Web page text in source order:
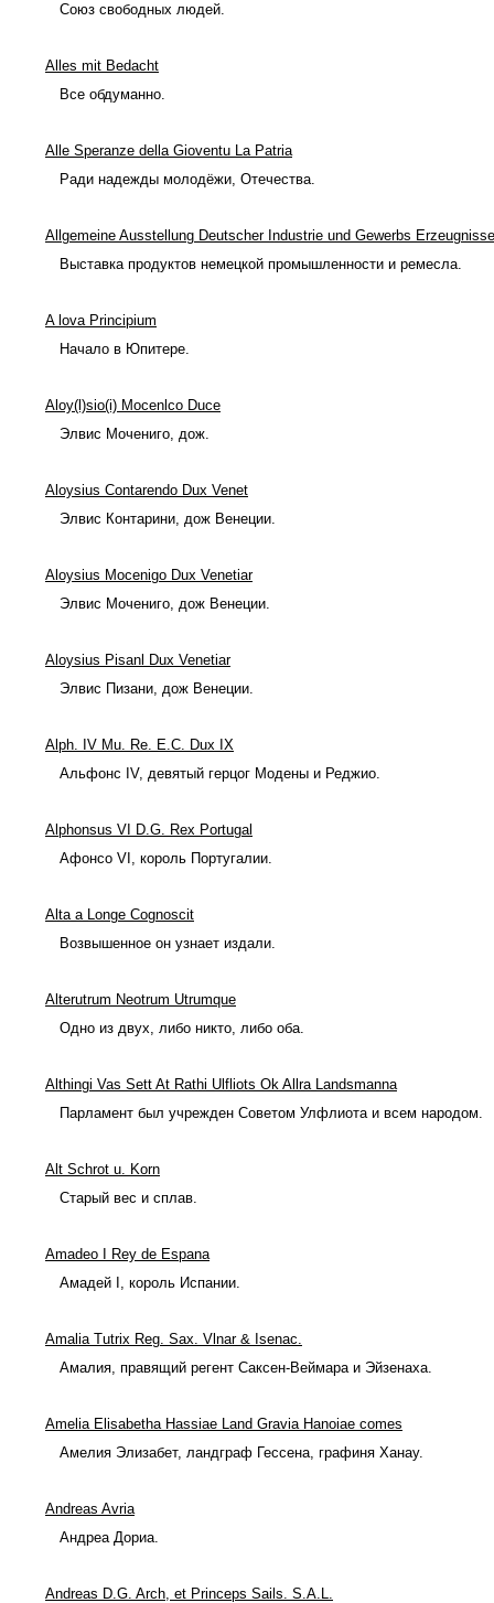
Союз свободных людей.
Alles mit Bedacht
Все обдуманно.
Alle Speranze della Gioventu La Patria
Ради надежды молодёжи, Отечества.
Allgemeine Ausstellung Deutscher Industrie und Gewerbs Erzeugnisse
Выставка продуктов немецкой промышленности и ремесла.
A lova Principium
Начало в Юпитере.
Aloy(l)sio(i) Mocenlco Duce
Элвис Мочениго, дож.
Aloysius Contarendo Dux Venet
Элвис Контарини, дож Венеции.
Aloysius Mocenigo Dux Venetiar
Элвис Мочениго, дож Венеции.
Aloysius Pisanl Dux Venetiar
Элвис Пизани, дож Венеции.
Alph. IV Mu. Re. E.C. Dux IX
Альфонс IV, девятый герцог Модены и Реджио.
Alphonsus VI D.G. Rex Portugal
Афонсо VI, король Португалии.
Alta a Longe Cognoscit
Возвышенное он узнает издали.
Alterutrum Neotrum Utrumque
Одно из двух, либо никто, либо оба.
Althingi Vas Sett At Rathi Ulfliots Ok Allra Landsmanna
Парламент был учрежден Советом Улфлиота и всем народом.
Alt Schrot u. Korn
Старый вес и сплав.
Amadeo I Rey de Espana
Амадей I, король Испании.
Amalia Tutrix Reg. Sax. Vlnar & Isenac.
Амалия, правящий регент Саксен-Веймара и Эйзенаха.
Amelia Elisabetha Hassiae Land Gravia Hanoiae comes
Амелия Элизабет, ландграф Гессена, графиня Ханау.
Andreas Avria
Андреа Дориа.
Andreas D.G. Arch, et Princeps Sails. S.A.L.